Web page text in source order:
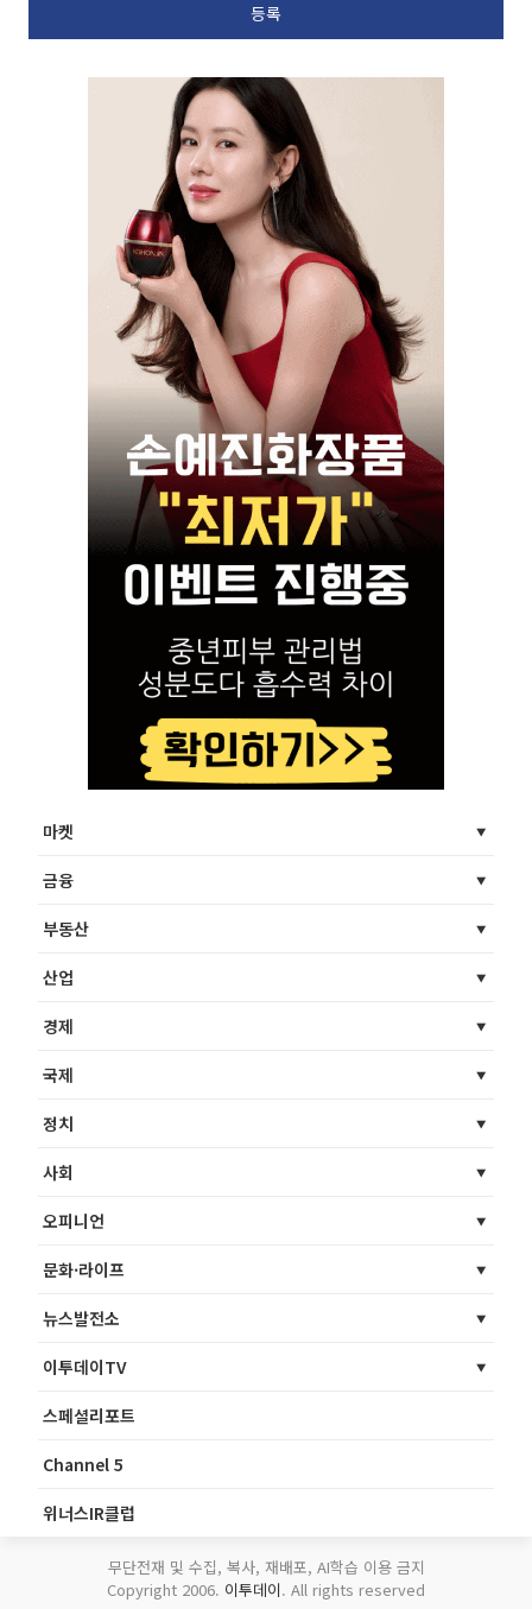
마켓
금융
부동산
산업
경제
국제
정치
사회
오피니언
문화·라이프
뉴스발전소
이투데이TV
스페셜리포트
Channel 5
위너스IR클럽
무단전재 및 수집, 복사, 재배포, AI학습 이용 금지
Copyright 2006. 이투데이. All rights reserved